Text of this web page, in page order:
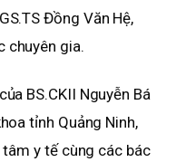
Đồng Văn Hệ,
chuyên gia.
BS.CKII Nguyễn Bá
tỉnh Quảng Ninh,
tâm y tế cùng các bác